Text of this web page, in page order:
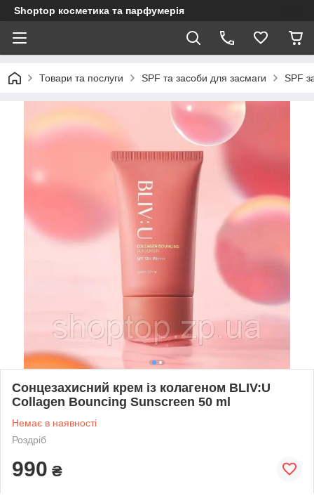
Shoptop косметика та парфумерія
Товари та послуги SPF та засоби для засмаги SPF
Сонцезахисний крем із колагеном BLIV:U
Collagen Bouncing Sunscreen 50 ml
Немає в наявності
Роздріб
990 ₴